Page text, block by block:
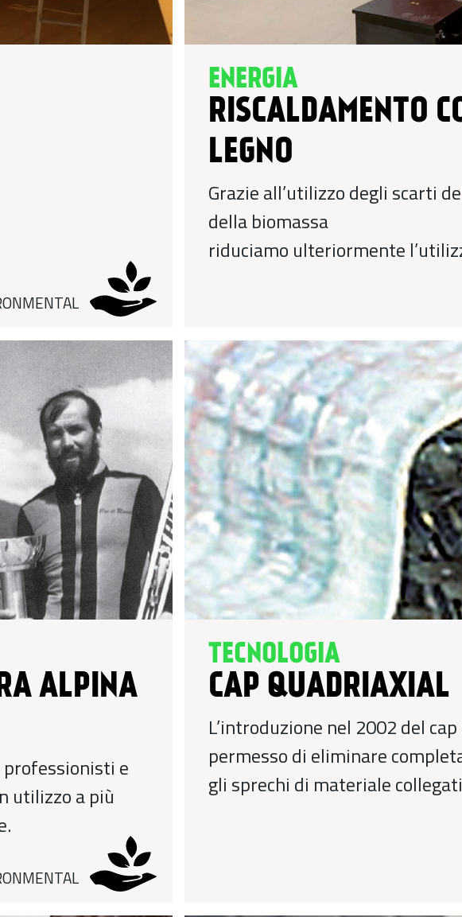
ENERGIA
RISCALDAMENTO
LEGNO
Grazie all’utilizzo degli scarti
della biomassa
riduciamo ulteriormente
ALPINA
e
utilizzo a più
TECNOLOGIA
CAP QUADRIAXIAL
L’introduzione nel 2002 del
permesso di eliminare
gli sprechi di materiale